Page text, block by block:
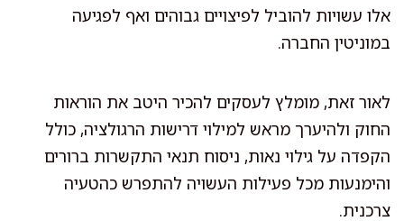
אלו עשויות להוביל לפיצויים גבוהים ואף לפגיעה
במוניטין החברה.
לאור זאת, מומלץ לעסקים להכיר היטב את הוראות
החוק ולהיערך מראש למילוי דרישות הרגולציה, כולל
הקפדה על גילוי נאות, ניסוח תנאי התקשרות ברורים
והימנעות מכל פעילות העשויה להתפרש כהטעיה
צרכנית.